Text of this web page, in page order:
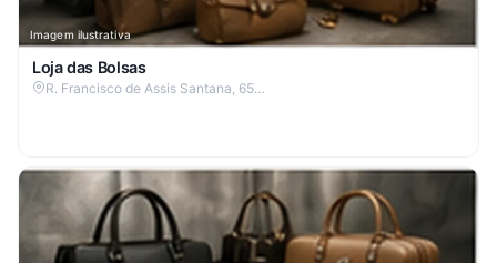
Imagem ilustrativa
Loja das Bolsas
R. Francisco de Assis Santana, 65…